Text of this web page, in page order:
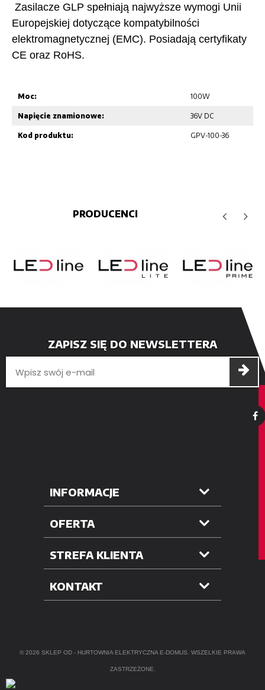
Zasilacze GLP spełniają najwyższe wymogi Unii
Europejskiej dotyczące kompatybilności
elektromagnetycznej (EMC). Posiadają certyfikaty
CE oraz RoHS.
Moc: 100W
Napięcie znamionowe: 36V DC
Kod produktu: GPV-100-36
PRODUCENCI
ZAPISZ SIĘ DO NEWSLETTERA
INFORMACJE
OFERTA
STREFA KLIENTA
KONTAKT
© 2026 SKLEP OD - HURTOWNIA ELEKTRYCZNA E-DOMUS. WSZELKIE PRAWA
ZASTRZEŻONE.